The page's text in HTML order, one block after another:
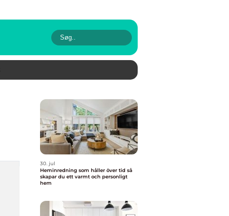
30. jul
Heminredning som håller över tid så
skapar du ett varmt och personligt
hem